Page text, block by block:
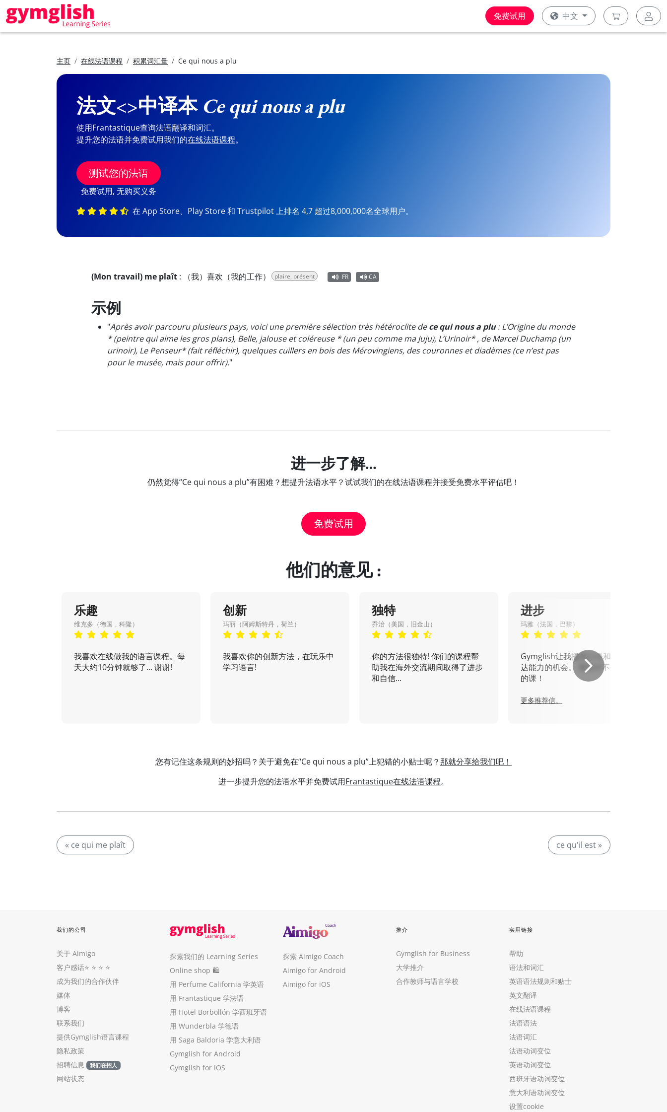
免费试用 中文
主页 在线法语课程 积累词汇量 Ce qui nous a plu
法文<>中译本 Ce qui nous a plu
使用Frantastique查询法语翻译和词汇。
提升您的法语并免费试用我们的在线法语课程。
测试您的法语
免费试用, 无购买义务
在 App Store、Play Store 和 Trustpilot 上排名 4,7 超过8,000,000名全球用户。
(Mon travail) me plaît : （我）喜欢（我的工作） plaire, présent FR CA
示例
"Après avoir parcouru plusieurs pays, voici une première sélection très hétéroclite dece qui nous a plu: L’Origine du monde
* (peintre qui aime les gros plans), Belle, jalouse et coléreuse * (un peu comme ma Juju), L’Urinoir* , de Marcel Duchamp (un
urinoir), Le Penseur* (fait réfléchir), quelques cuillers en bois des Mérovingiens, des couronnes et diadèmes (ce n’est pas
pour le musée, mais pour offrir)."
进一步了解…
仍然觉得“Ce qui nous a plu”有困难？想提升法语水平？试试我们的在线法语课程并接受免费水平评估吧！
免费试用
他们的意见 :
乐趣
维克多（德国，科隆）
我喜欢在线做我的语言课程。每
天大约10分钟就够了... 谢谢!
创新
玛丽（阿姆斯特丹，荷兰）
我喜欢你的创新方法，在玩乐中
学习语言!
独特
乔治（美国，旧金山）
你的方法很独特! 你们的课程帮
助我在海外交流期间取得了进步
和自信...
进步
玛雅（法国，巴黎）
Gymglish让我提高口语和书面表
达能力的机会。 我绝对不会错过
的课！
更多推荐信。
您有记住这条规则的妙招吗？关于避免在“Ce qui nous a plu”上犯错的小贴士呢？那就分享给我们吧！
进一步提升您的法语水平并免费试用Frantastique在线法语课程。
« ce qui me plaît ce qu'il est »
我们的公司
关于 Aimigo
客户感话⭐️ ⭐️ ⭐️ ⭐️
成为我们的合作伙伴
媒体
博客
联系我们
提供Gymglish语言课程
隐私政策
招聘信息
我们在招人
网站状态
探索我们的 Learning Series
Online shop 🛍
用 Perfume California 学英语
用 Frantastique 学法语
用 Hotel Borbollón 学西班牙语
用 Wunderbla 学德语
用 Saga Baldoria 学意大利语
Gymglish for Android
Gymglish for iOS
探索 Aimigo Coach
Aimigo for Android
Aimigo for iOS
推介
Gymglish for Business
大学推介
合作教师与语言学校
实用链接
帮助
语法和词汇
英语语法规则和贴士
英文翻译
在线法语课程
法语语法
法语词汇
法语动词变位
英语动词变位
西班牙语动词变位
意大利语动词变位
设置cookie